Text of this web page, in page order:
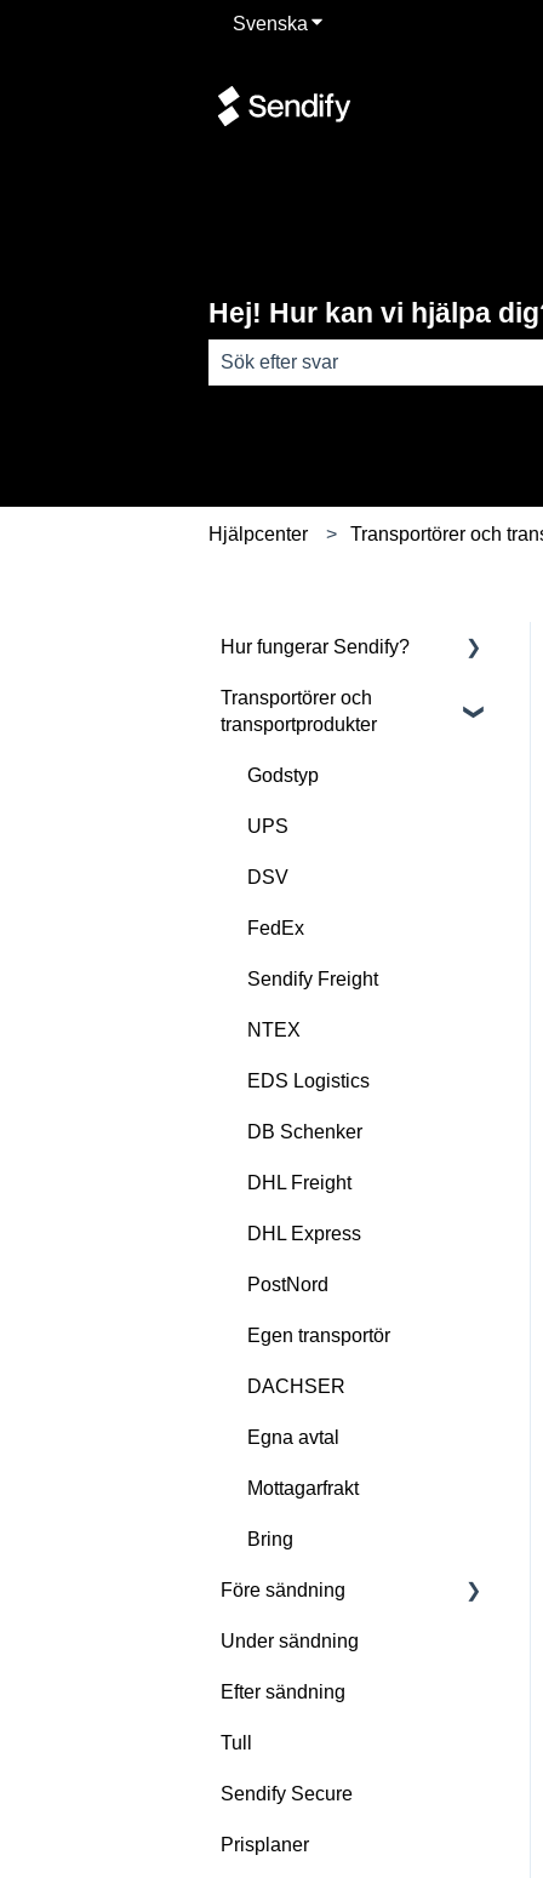
Svenska Visa undermenyer för
Hej! Hur kan vi hjälpa
Hjälpcenter Transportörer och
Hur fungerar Sendify?
Om Sendify
Transportörer och
transportprodukter
Godstyp
UPS
DSV
FedEx
Sendify Freight
NTEX
EDS Logistics
DB Schenker
DHL Freight
DHL Express
PostNord
Egen transportör
DACHSER
Egna avtal
Mottagarfrakt
Bring
Före sändning
Förbered er sändning
Gör er redo för
Under sändning
Efter sändning
Tull
Sendify Secure
Prisplaner